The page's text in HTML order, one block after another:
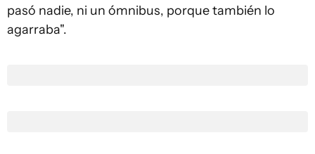
pasó nadie, ni un ómnibus, porque también lo
agarraba".